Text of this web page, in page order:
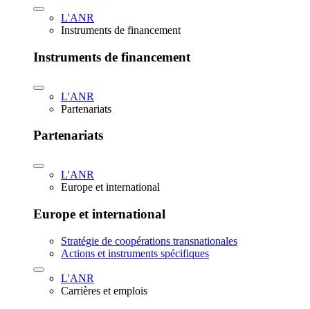
L'ANR
Instruments de financement
Instruments de financement
L'ANR
Partenariats
Partenariats
L'ANR
Europe et international
Europe et international
Stratégie de coopérations transnationales
Actions et instruments spécifiques
L'ANR
Carrières et emplois